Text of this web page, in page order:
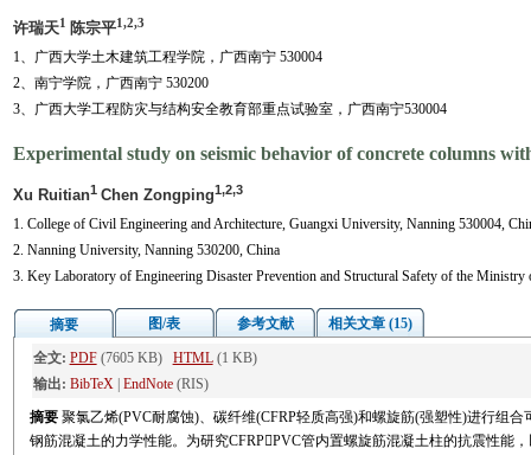
许瑞天1 陈宗平1,2,3
1、广西大学土木建筑工程学院，广西南宁 530004
2、南宁学院，广西南宁 530200
3、广西大学工程防灾与结构安全教育部重点试验室，广西南宁530004
Experimental study on seismic behavior of concrete columns
Xu Ruitian1 Chen Zongping1,2,3
1. College of Civil Engineering and Architecture, Guangxi University, Nanning 530004,
2. Nanning University, Nanning 530200, China
3. Key Laboratory of Engineering Disaster Prevention and Structural Safety of the
摘要 图/表 参考文献 相关文章 (15)
全文: PDF(7605 KB) HTML(1 KB)
输出: BibTeX| EndNote(RIS)
摘要 聚氯乙烯(PVC耐腐蚀)、碳纤维(CFRP轻质高强)和螺旋筋(强塑性)进行组
钢筋混凝土的力学性能。为研究CFRPPVC管内置螺旋筋混凝土柱的抗震性能